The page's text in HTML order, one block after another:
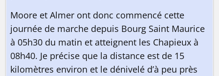
Moore et Almer ont donc commencé cette
journée de marche depuis Bourg Saint Maurice
à 05h30 du matin et atteignent les Chapieux à
08h40. Je précise que la distance est de 15
kilomètres environ et le dénivelé d’à peu près